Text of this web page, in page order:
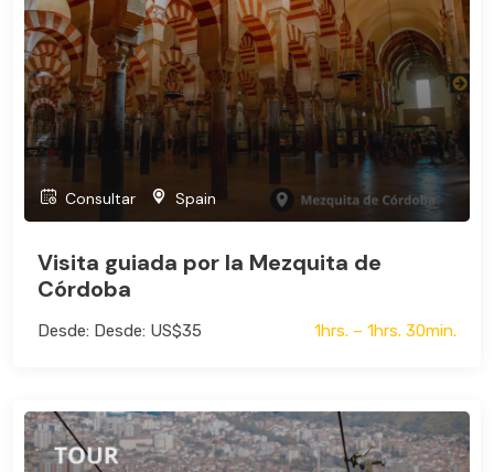
Consultar Spain
Visita guiada por la Mezquita de
Córdoba
Desde: Desde: US$35 1hrs. – 1hrs. 30min.